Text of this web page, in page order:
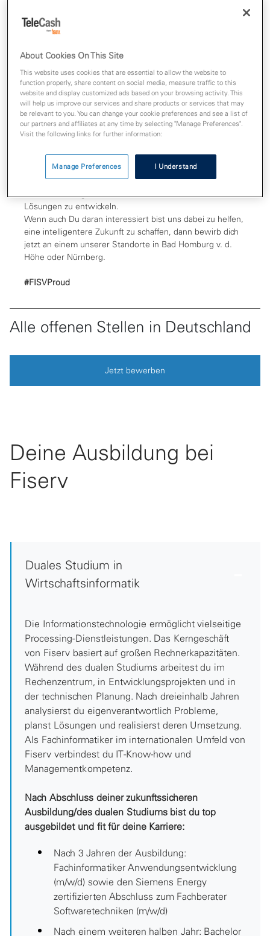
Bezahlen funktioniert?
Wir kennen die Antworten. Denn hinter Fiserv steht ein
Technology und Zahlungsverkehr. Wir ermöglichen
und Unternehmen so, Geld millionenfach am Tag,
zuverlässig und sicher zu bewegen.
Wir suchen Talente
Hilf uns, die Zukunft des Zahlungsverkehrs und der
Lösungen zu entwickeln.
Wenn auch Du daran interessiert bist uns dabei zu helfen,
eine intelligentere Zukunft zu schaffen, dann bewirb dich
jetzt an einem unserer Standorte in Bad Homburg v. d.
Höhe oder Nürnberg.
#FISVProud
Alle offenen Stellen in Deutschland
Jetzt bewerben
Deine Ausbildung bei
Fiserv
Duales Studium in
Wirtschaftsinformatik
Die Informationstechnologie ermöglicht vielseitige
Processing-Dienstleistungen. Das Kerngeschäft
von Fiserv basiert auf großen Rechnerkapazitäten.
Während des dualen Studiums arbeitest du im
Rechenzentrum, in Entwicklungsprojekten und in
der technischen Planung. Nach dreieinhalb Jahren
analysierst du eigenverantwortlich Probleme,
planst Lösungen und realisierst deren Umsetzung.
Als Fachinformatiker im internationalen Umfeld von
Fiserv verbindest du IT-Know-how und
Managementkompetenz.
Nach Abschluss deiner zukunftssicheren
Ausbildung/des dualen Studiums bist du top
ausgebildet und fit für deine Karriere:
Nach 3 Jahren der Ausbildung:
Fachinformatiker Anwendungsentwicklung
(m/w/d) sowie den Siemens Energy
zertifizierten Abschluss zum Fachberater
Softwaretechniken (m/w/d)
Nach einem weiteren halben Jahr: Bachelor
About Cookies On This Site
This website uses cookies that are essential to allow the website to
function properly, share content on social media, measure traffic to this
website and display customized ads based on your browsing activity. This
will help us improve our services and share products or services that may
be relevant to you. You can change your cookie preferences and see a list of
our partners and affiliates at any time by selecting "Manage Preferences".
Visit the following links for further information:
Manage Preferences I Understand